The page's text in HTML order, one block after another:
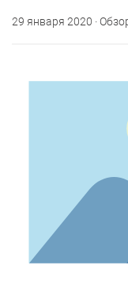
29 января 2020 ·